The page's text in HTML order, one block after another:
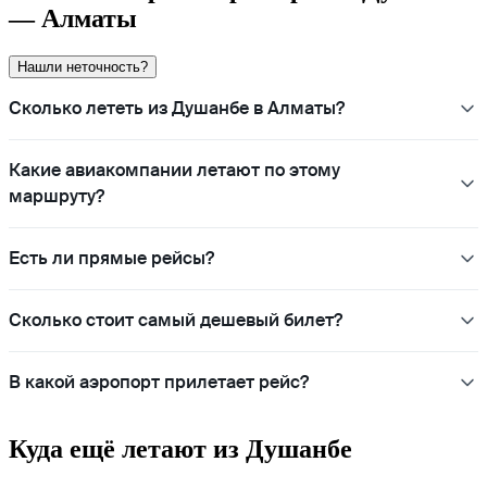
— Алматы
Нашли неточность?
Сколько лететь из Душанбе в Алматы?
Какие авиакомпании летают по этому
маршруту?
Есть ли прямые рейсы?
Сколько стоит самый дешевый билет?
В какой аэропорт прилетает рейс?
Куда ещё летают из Душанбе